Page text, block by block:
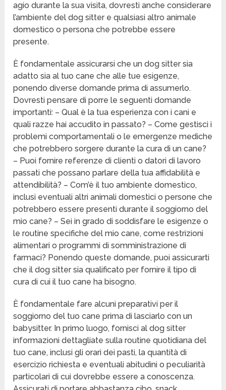
agio durante la sua visita, dovresti anche considerare
l’ambiente del dog sitter e qualsiasi altro animale
domestico o persona che potrebbe essere
presente.
È fondamentale assicurarsi che un dog sitter sia
adatto sia al tuo cane che alle tue esigenze,
ponendo diverse domande prima di assumerlo.
Dovresti pensare di porre le seguenti domande
importanti: – Qual è la tua esperienza con i cani e
quali razze hai accudito in passato? – Come gestisci i
problemi comportamentali o le emergenze mediche
che potrebbero sorgere durante la cura di un cane?
– Puoi fornire referenze di clienti o datori di lavoro
passati che possano parlare della tua affidabilità e
attendibilità? – Com’è il tuo ambiente domestico,
inclusi eventuali altri animali domestici o persone che
potrebbero essere presenti durante il soggiorno del
mio cane? – Sei in grado di soddisfare le esigenze o
le routine specifiche del mio cane, come restrizioni
alimentari o programmi di somministrazione di
farmaci? Ponendo queste domande, puoi assicurarti
che il dog sitter sia qualificato per fornire il tipo di
cura di cui il tuo cane ha bisogno.
È fondamentale fare alcuni preparativi per il
soggiorno del tuo cane prima di lasciarlo con un
babysitter. In primo luogo, fornisci al dog sitter
informazioni dettagliate sulla routine quotidiana del
tuo cane, inclusi gli orari dei pasti, la quantità di
esercizio richiesta e eventuali abitudini o peculiarità
particolari di cui dovrebbe essere a conoscenza.